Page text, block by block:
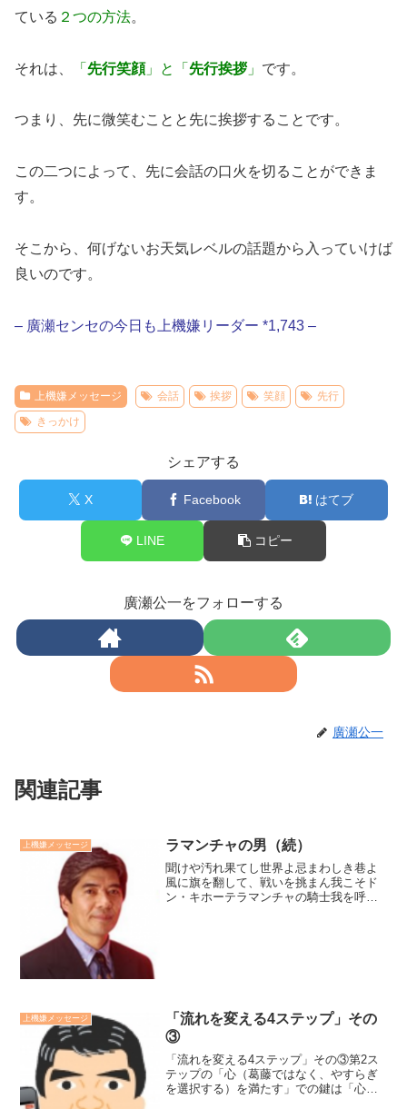
ている ２つの方法。
それは、 「 先行笑顔」と「 先行挨拶」 です。
つまり、先に微笑むことと先に挨拶することです。
この二つによって、先に会話の口火を切ることができま
す。
そこから、何げないお天気レベルの話題から入っていけば
良いのです。
– 廣瀬センセの今日も上機嫌リーダー *1,743 –
上機嫌メッセージ 会話 挨拶 笑顔
先行
きっかけ
シェアする
X Facebook はてブ
LINE コピー
廣瀬公一をフォローする
廣瀬公一
関連記事
上機嫌メッセージ ラマンチャの男（続）
聞けや汚れ果てし世界よ忌まわしき巷よ
風に旗を翻して、戦いを挑まん我こそド
ン・キホーテラマンチャの騎士我を呼ぶ
上機嫌メッセージ
「流れを変える4ステップ」その
③
「流れを変える4ステップ」その③第2ス
テップの「心（葛藤ではなく、やすらぎ
を選択する）を満たす」での鍵は「心の